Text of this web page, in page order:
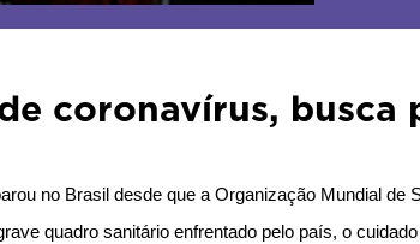
coronavírus,
no Brasil desde que a Organização Mundial de
quadro sanitário enfrentado pelo país, o